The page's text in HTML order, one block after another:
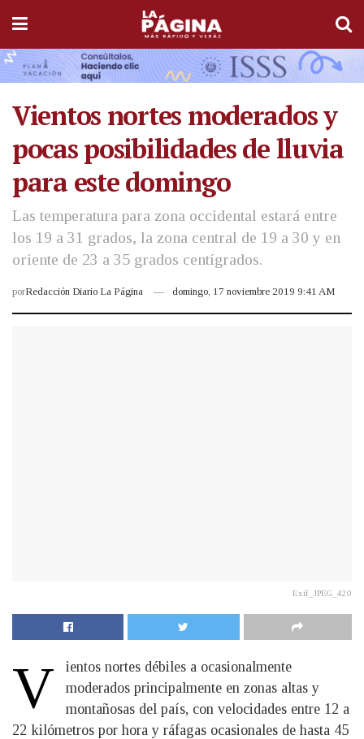
Vientos nortes moderados y
pocas posibilidades de lluvia
para este domingo
Las temperatura para zona occidental estará entre
los 19 a 31 grados, la zona central de 19 a 30 y en
oriente de 23 a 35 grados centígrados.
porRedacción Diario La Página domingo, 17 noviembre 2019 9:41 AM
Exif_JPEG_420
V
ientos nortes débiles a ocasionalmente
moderados principalmente en zonas altas y
montañosas del país, con velocidades entre 12 a
22 kilómetros por hora y ráfagas ocasionales de hasta 45